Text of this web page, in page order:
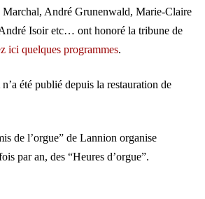
André Grunenwald, Marie-Claire
Isoir etc… ont honoré la tribune de
ici quelques programmes.
été publié depuis la restauration de
de l’orgue” de Lannion organise
par an, des “Heures d’orgue”.